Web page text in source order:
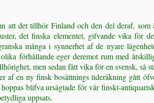
att det tillhör Finland och den del deraf, som
det finska elementet, gifvande vika för
många i synnerhet af de nyare
förhållande eger deremot rum med
men sedan fått vika för en svensk, så
af en ny finsk bosättnings tideräkning gått
blifva ursägtade för vår finskt-
uppsats.